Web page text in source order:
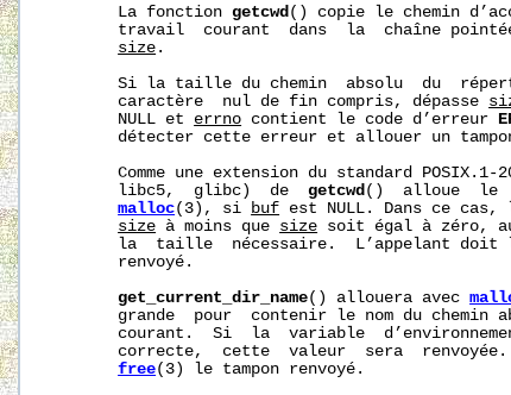
       La fonction
getcwd () copie le chemin
travail  courant  dans  la  chaîne
size .
Si la taille du chemin  absolu  du
       caractère  nul de fin compris, dépasse
       NULL et
errno contient le code d’erreur
détecter cette erreur et allouer un
Comme une extension du standard POSIX.1-
       libc5,  glibc)  de
getcwd ()  alloue  le
malloc(3), si buf est NULL. Dans ce
size à moins que size soit égal à zéro,
la  taille  nécessaire.  L’appelant
       renvoyé.
get_current_dir_name() allouera avec
grande  pour  contenir le nom du chemin
courant.  Si  la  variable
correcte,  cette  valeur  sera
free(3) le tampon renvoyé.